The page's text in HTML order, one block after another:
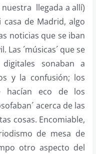
llegada a allí)
de Madrid, algo
noticias que se iban
Las ´músicas´ que se
sonaban a
y la confusión; los
hacían eco de los
acerca de las
cosas. Encomiable,
de mesa de
otro aspecto del